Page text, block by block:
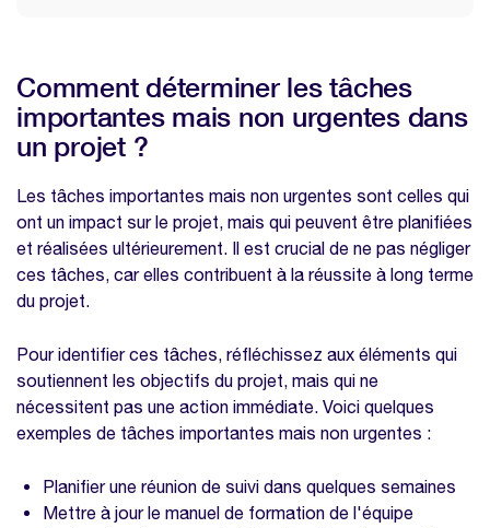
Comment déterminer les tâches
importantes mais non urgentes dans
un projet ?
Les tâches importantes mais non urgentes sont celles qui
ont un impact sur le projet, mais qui peuvent être planifiées
et réalisées ultérieurement. Il est crucial de ne pas négliger
ces tâches, car elles contribuent à la réussite à long terme
du projet.
Pour identifier ces tâches, réfléchissez aux éléments qui
soutiennent les objectifs du projet, mais qui ne
nécessitent pas une action immédiate. Voici quelques
exemples de tâches importantes mais non urgentes :
Planifier une réunion de suivi dans quelques semaines
Mettre à jour le manuel de formation de l'équipe